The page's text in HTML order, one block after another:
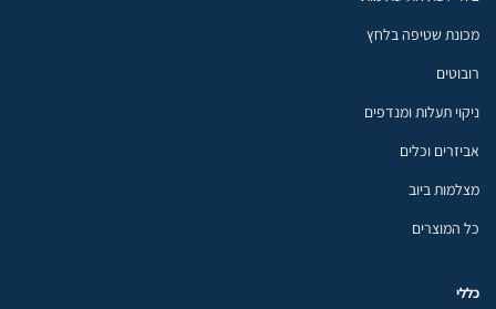
מכונת שטיפה בלחץ
רובוטים
ניקוי תעלות ומנדפים
אביזרים וכלים
מצלמות ביוב
כל המוצרים
כללי